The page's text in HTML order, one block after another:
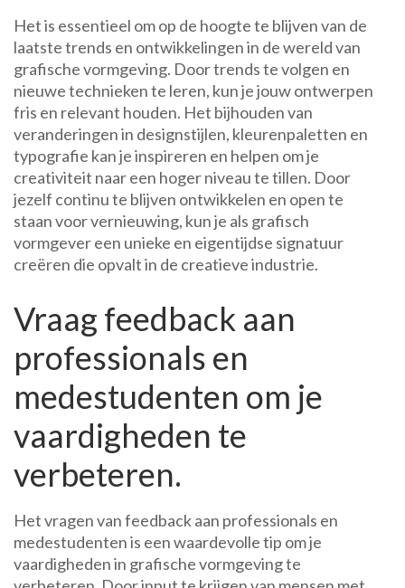
Het is essentieel om op de hoogte te blijven van de
laatste trends en ontwikkelingen in de wereld van
grafische vormgeving. Door trends te volgen en
nieuwe technieken te leren, kun je jouw ontwerpen
fris en relevant houden. Het bijhouden van
veranderingen in designstijlen, kleurenpaletten en
typografie kan je inspireren en helpen om je
creativiteit naar een hoger niveau te tillen. Door
jezelf continu te blijven ontwikkelen en open te
staan voor vernieuwing, kun je als grafisch
vormgever een unieke en eigentijdse signatuur
creëren die opvalt in de creatieve industrie.
Vraag feedback aan
professionals en
medestudenten om je
vaardigheden te
verbeteren.
Het vragen van feedback aan professionals en
medestudenten is een waardevolle tip om je
vaardigheden in grafische vormgeving te